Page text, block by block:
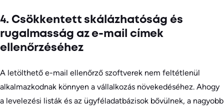
4. Csökkentett skálázhatóság és
rugalmasság az e-mail címek
ellenőrzéséhez
A letölthető e-mail ellenőrző szoftverek nem feltétlenül
alkalmazkodnak könnyen a vállalkozás növekedéséhez. Ahogy
a levelezési listák és az ügyféladatbázisok bővülnek, a nagyobb